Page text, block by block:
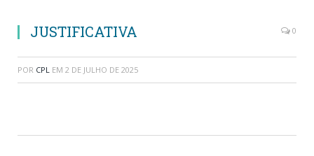
JUSTIFICATIVA 0
POR CPL EM 2 DE JULHO DE 2025